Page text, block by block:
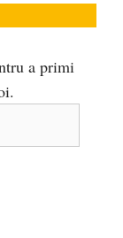
a primi